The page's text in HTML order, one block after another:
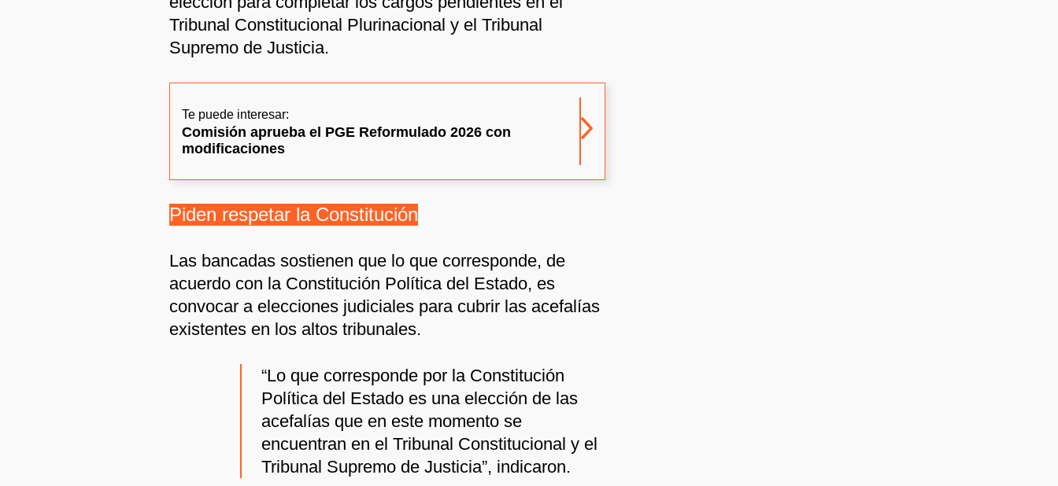
Tribunal Constitucional Plurinacional y el Tribunal
Supremo de Justicia.
Te puede interesar:
Comisión aprueba el PGE Reformulado 2026 con
modificaciones
Piden respetar la Constitución
Las bancadas sostienen que lo que corresponde, de
acuerdo con la Constitución Política del Estado, es
convocar a elecciones judiciales para cubrir las acefalías
existentes en los altos tribunales.
“Lo que corresponde por la Constitución
Política del Estado es una elección de las
acefalías que en este momento se
encuentran en el Tribunal Constitucional y el
Tribunal Supremo de Justicia”, indicaron.